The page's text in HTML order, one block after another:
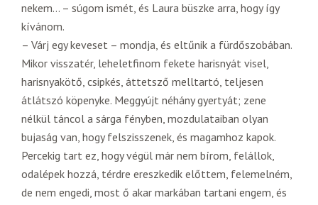
nekem… – súgom ismét, és Laura büszke arra, hogy így
kívánom.
– Várj egy keveset – mondja, és eltűnik a fürdőszobában.
Mikor visszatér, leheletfinom fekete harisnyát visel,
harisnyakötő, csipkés, áttetsző melltartó, teljesen
átlátszó köpenyke. Meggyújt néhány gyertyát; zene
nélkül táncol a sárga fényben, mozdulataiban olyan
bujaság van, hogy felszisszenek, és magamhoz kapok.
Percekig tart ez, hogy végül már nem bírom, felállok,
odalépek hozzá, térdre ereszkedik előttem, felemelném,
de nem engedi, most ő akar markában tartani engem, és